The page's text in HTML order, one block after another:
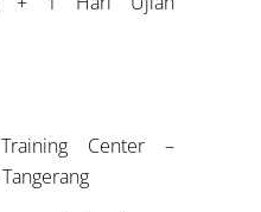
Center –